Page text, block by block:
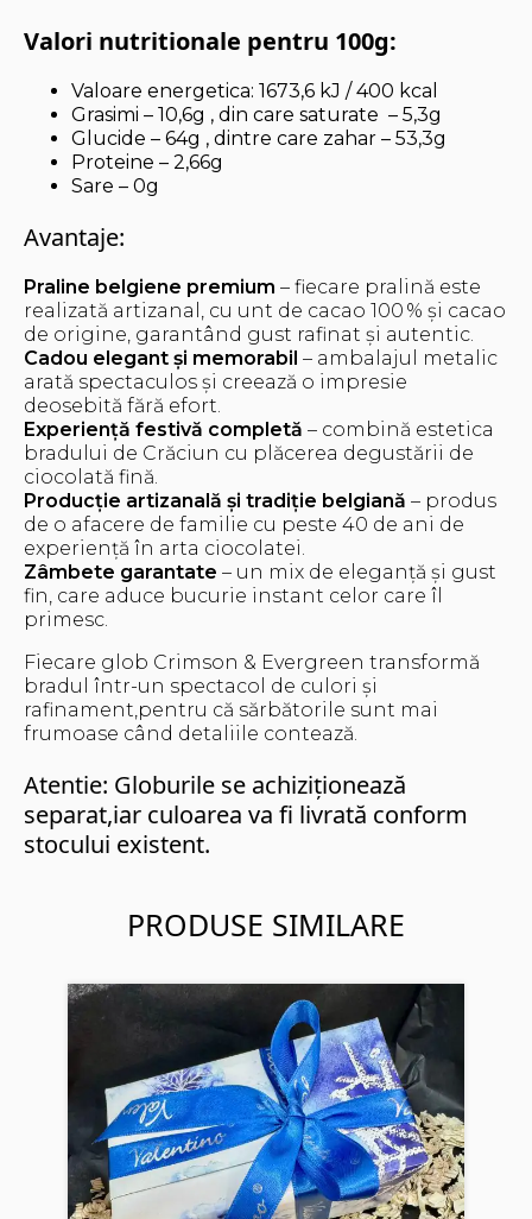
Valori nutritionale pentru 100g:
Valoare energetica: 1673,6 kJ / 400 kcal
Grasimi – 10,6g , din care saturate – 5,3g
Glucide – 64g , dintre care zahar – 53,3g
Proteine – 2,66g
Sare – 0g
Avantaje:
Praline belgiene premium – fiecare pralină este
realizată artizanal, cu unt de cacao 100 % și cacao
de origine, garantând gust rafinat și autentic.
Cadou elegant și memorabil – ambalajul metalic
arată spectaculos și creează o impresie
deosebită fără efort.
Experiență festivă completă – combină estetica
bradului de Crăciun cu plăcerea degustării de
ciocolată fină.
Producție artizanală și tradiție belgiană – produs
de o afacere de familie cu peste 40 de ani de
experiență în arta ciocolatei.
Zâmbete garantate – un mix de eleganță și gust
fin, care aduce bucurie instant celor care îl
primesc.
Fiecare glob Crimson & Evergreen transformă
bradul într-un spectacol de culori și
rafinament,pentru că sărbătorile sunt mai
frumoase când detaliile contează.
Atentie: Globurile se achiziționează
separat,iar culoarea va fi livrată conform
stocului existent.
PRODUSE SIMILARE